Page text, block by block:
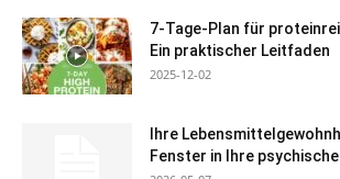
7-Tage-Plan für
Ein praktischer Leitfaden
2025-12-02
Ihre
Fenster in Ihre